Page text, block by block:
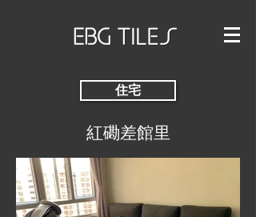
住宅
紅磡差館里